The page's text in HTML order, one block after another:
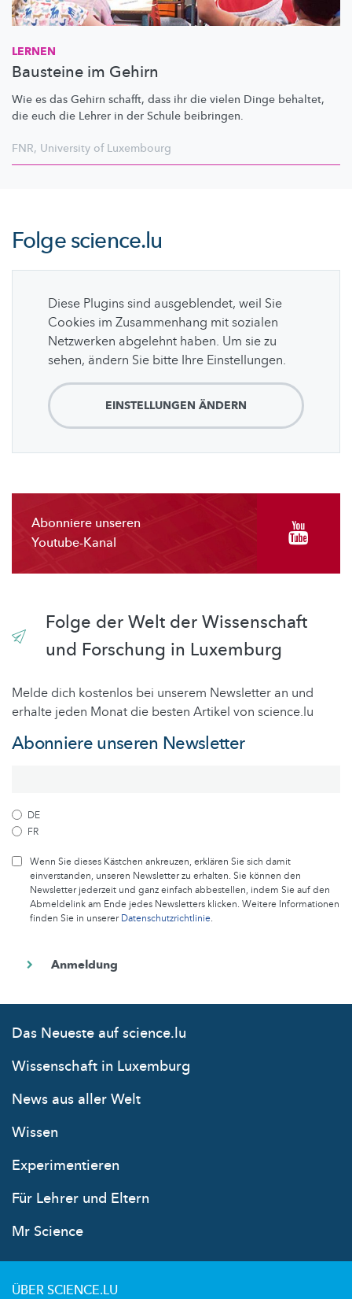
LERNEN
Bausteine im Gehirn
Wie es das Gehirn schafft, dass ihr die vielen Dinge behaltet,
die euch die Lehrer in der Schule beibringen.
FNR, University of Luxembourg
Folgescience.lu
Diese Plugins sind ausgeblendet, weil Sie
Cookies im Zusammenhang mit sozialen
Netzwerken abgelehnt haben. Um sie zu
sehen, ändern Sie bitte Ihre Einstellungen.
EINSTELLUNGEN ÄNDERN
Abonniere unseren
Youtube-Kanal
Folge der Welt der Wissenschaft
und Forschung in Luxemburg
Melde dich kostenlos bei unserem Newsletter an und
erhalte jeden Monat die besten Artikel von science.lu
Abonniere unseren Newsletter
DE
FR
Wenn Sie dieses Kästchen ankreuzen, erklären Sie sich damit
einverstanden, unseren Newsletter zu erhalten. Sie können den
Newsletter jederzeit und ganz einfach abbestellen, indem Sie auf den
Abmeldelink am Ende jedes Newsletters klicken. Weitere Informationen
finden Sie in unsererDatenschutzrichtlinie.
Das Neueste auf science.lu
Wissenschaft in Luxemburg
News aus aller Welt
Wissen
Experimentieren
Für Lehrer und Eltern
Mr Science
ÜBER SCIENCE.LU